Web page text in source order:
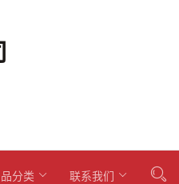
分类 联系我们